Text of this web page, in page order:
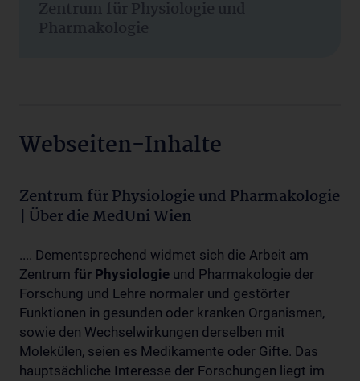
Zentrum für Physiologie und
Pharmakologie
Webseiten-Inhalte
Zentrum für Physiologie und Pharmakologie
| Über die MedUni Wien
.... Dementsprechend widmet sich die Arbeit am
Zentrum für Physiologie und Pharmakologie der
Forschung und Lehre normaler und gestörter
Funktionen in gesunden oder kranken Organismen,
sowie den Wechselwirkungen derselben mit
Molekülen, seien es Medikamente oder Gifte. Das
hauptsächliche Interesse der Forschungen liegt im